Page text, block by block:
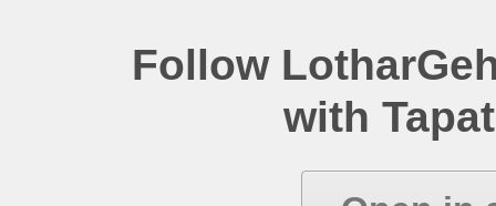
Follow
with